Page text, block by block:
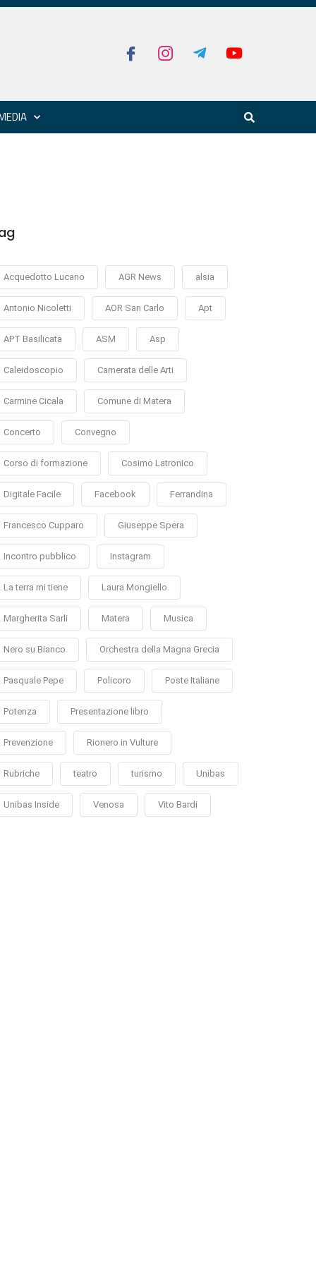
Acquedotto Lucano AGR News alsia
Antonio Nicoletti AOR San Carlo Apt
APT Basilicata ASM Asp
Caleidoscopio Camerata delle Arti
Carmine Cicala Comune di Matera
Concerto Convegno
Corso di formazione Cosimo Latronico
Digitale Facile Facebook Ferrandina
Francesco Cupparo Giuseppe Spera
Incontro pubblico Instagram
La terra mi tiene Laura Mongiello
Margherita Sarli Matera Musica
Nero su Bianco Orchestra della Magna Grecia
Pasquale Pepe Policoro Poste Italiane
Potenza Presentazione libro
Prevenzione Rionero in Vulture
Rubriche teatro turismo Unibas
Unibas Inside Venosa Vito Bardi